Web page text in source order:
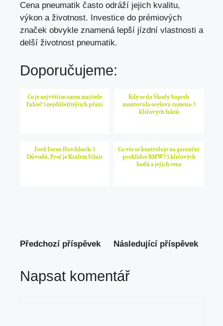
Cena pneumatik často odráží jejich kvalitu,
výkon a životnost. Investice do prémiových
značek obvykle znamená lepší jízdní vlastnosti a
delší životnost pneumatik.
Doporučujeme:
Co je největším snem majitele
Fabie? 5 nejdůležitějších přání
Kdy se do Škody Superb
montovala ocelová ramena: 5
klíčových faktů
Ford Focus Hatchback: 5
Důvodů, Proč je Králem Silnic
Co vše se kontroluje na garanční
prohlídce BMW? 5 klíčových
bodů a jejich cena
Předchozí příspěvek Následující příspěvek
Napsat komentář